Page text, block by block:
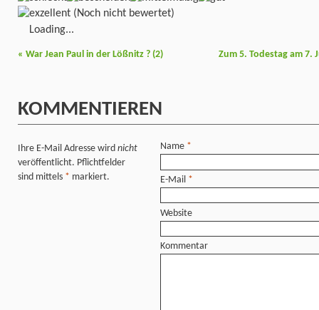
(Noch nicht bewertet)
Loading...
« War Jean Paul in der Lößnitz ? (2) Zum 5. Todestag am 7.
KOMMENTIEREN
Ihre E-Mail Adresse wird nicht
veröffentlicht. Pflichtfelder
sind mittels * markiert.
Name *
E-Mail *
Website
Kommentar